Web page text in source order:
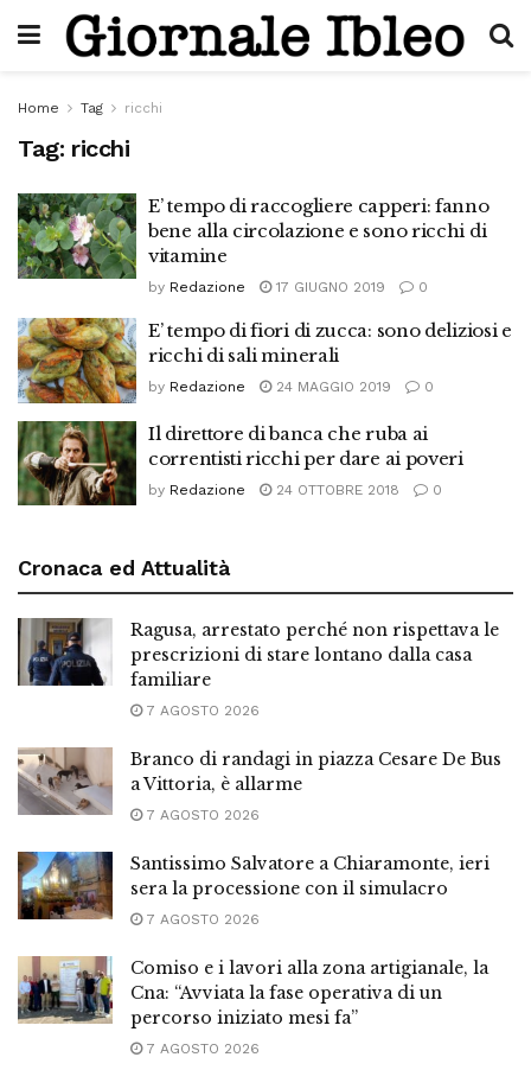
Home Tag ricchi
Tag: ricchi
E’ tempo di raccogliere capperi: fanno
bene alla circolazione e sono ricchi di
vitamine
by Redazione 17 GIUGNO 2019 0
E’ tempo di fiori di zucca: sono deliziosi e
ricchi di sali minerali
by Redazione 24 MAGGIO 2019 0
Il direttore di banca che ruba ai
correntisti ricchi per dare ai poveri
by Redazione 24 OTTOBRE 2018 0
Cronaca ed Attualità
Ragusa, arrestato perché non rispettava le
prescrizioni di stare lontano dalla casa
familiare
7 AGOSTO 2026
Branco di randagi in piazza Cesare De Bus
a Vittoria, è allarme
7 AGOSTO 2026
Santissimo Salvatore a Chiaramonte, ieri
sera la processione con il simulacro
7 AGOSTO 2026
Comiso e i lavori alla zona artigianale, la
Cna: “Avviata la fase operativa di un
percorso iniziato mesi fa”
7 AGOSTO 2026